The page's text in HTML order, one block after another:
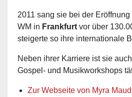
2011 sang sie bei der
WM in Frankfurtvor über
steigerte so ihre internationale
Neben ihrer Karriere ist sie
Gospel- und Musikworkshops
Zur Webseite von Myra Maud